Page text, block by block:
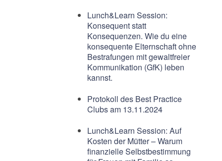
Lunch&Learn Session:
Konsequent statt
Konsequenzen. Wie du eine
konsequente Elternschaft ohne
Bestrafungen mit gewaltfreier
Kommunikation (GfK) leben
kannst.
Protokoll des Best Practice
Clubs am 13.11.2024
Lunch&Learn Session: Auf
Kosten der Mütter – Warum
finanzielle Selbstbestimmung